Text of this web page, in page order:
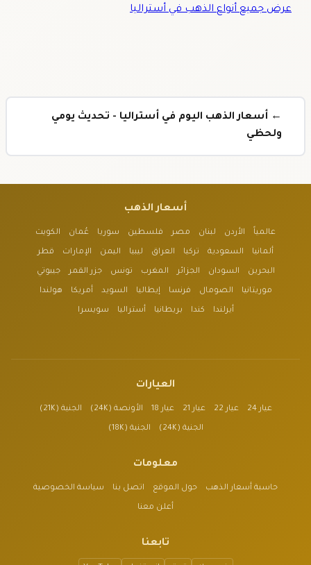
عرض جميع أنواع الذهب في أستراليا
← أسعار الذهب اليوم في أستراليا - تحديث يومي
ولحظي
أسعار الذهب
عالمياً الأردن لبنان مصر فلسطين سوريا عُمان الكويت
ألمانيا السعودية تركيا العراق ليبيا اليمن الإمارات قطر
البحرين السودان الجزائر المغرب تونس جزر القمر جيبوتي
موريتانيا الصومال فرنسا إيطاليا السويد أمريكا هولندا
أيرلندا كندا بريطانيا أستراليا سويسرا
العيارات
عيار 24 عيار 22 عيار 21 عيار 18 الأونصة (24K) الجنية (21K)
الجنية (24K) الجنية (18K)
معلومات
حاسبة أسعار الذهب حول الموقع اتصل بنا سياسة الخصوصية
أعلن معنا
تابعنا